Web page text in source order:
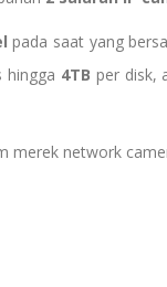
pada saat yang
hingga 4TB per disk,
merek network